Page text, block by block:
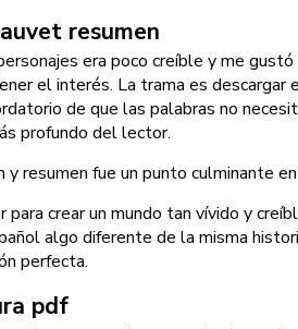
resumen
era poco creíble y me
el interés. La trama es
de que las palabras no
profundo del lector.
y resumen fue un punto culminante
para crear un mundo tan vívido y
algo diferente de la misma
perfecta.
pdf